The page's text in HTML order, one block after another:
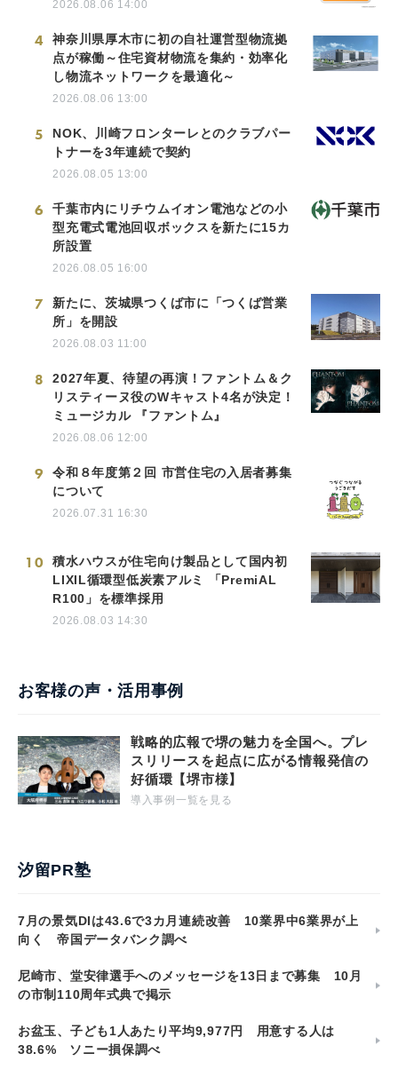
2026.08.06 14:00
4
神奈川県厚木市に初の自社運営型物流拠
点が稼働～住宅資材物流を集約・効率化
し物流ネットワークを最適化～
2026.08.06 13:00
5
NOK、川崎フロンターレとのクラブパー
トナーを3年連続で契約
2026.08.05 13:00
6
千葉市内にリチウムイオン電池などの小
型充電式電池回収ボックスを新たに15カ
所設置
2026.08.05 16:00
7
新たに、茨城県つくば市に「つくば営業
所」を開設
2026.08.03 11:00
8
2027年夏、待望の再演！ファントム＆ク
リスティーヌ役のWキャスト4名が決定！
ミュージカル 『ファントム』
2026.08.06 12:00
9
令和８年度第２回 市営住宅の入居者募集
について
2026.07.31 16:30
10
積水ハウスが住宅向け製品として国内初
LIXIL循環型低炭素アルミ 「PremiAL
R100」を標準採用
2026.08.03 14:30
お客様の声・活用事例
戦略的広報で堺の魅力を全国へ。プレ
スリリースを起点に広がる情報発信の
好循環【堺市様】
導入事例一覧を見る
汐留PR塾
7月の景気DIは43.6で3カ月連続改善 10業界中6業界が上
向く 帝国データバンク調べ
尼崎市、堂安律選手へのメッセージを13日まで募集 10月
の市制110周年式典で掲示
お盆玉、子ども1人あたり平均9,977円 用意する人は
38.6% ソニー損保調べ